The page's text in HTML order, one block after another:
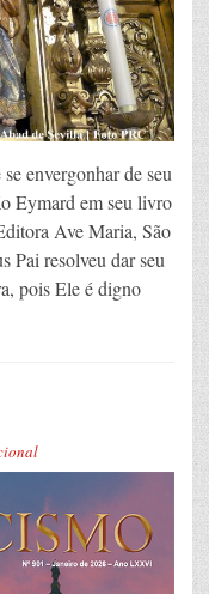
envergonhar de seu
Eymard em seu livro
Ave Maria, São
Pai resolveu dar seu
pois Ele é digno